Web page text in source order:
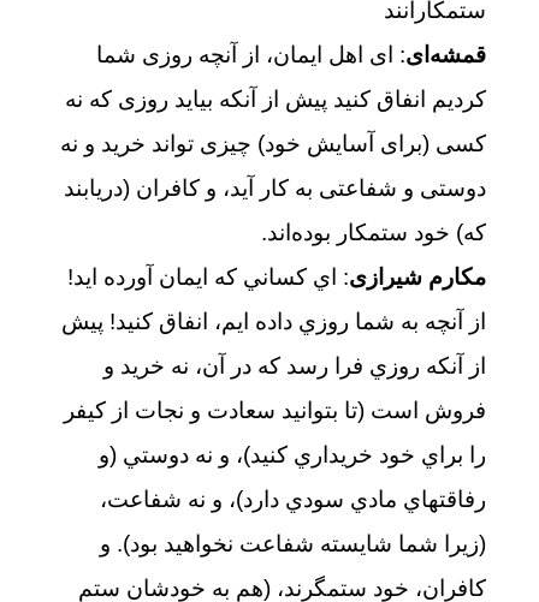
ستمكارانند
قمشه‌ای: ای اهل ایمان، از آنچه روزی شما
کردیم انفاق کنید پیش از آنکه بیاید روزی که نه
کسی (برای آسایش خود) چیزی تواند خرید و نه
دوستی و شفاعتی به کار آید، و کافران (دریابند
که) خود ستمکار بوده‌اند.
مکارم شیرازی: اي كساني كه ايمان آورده‏ ايد!
از آنچه به شما روزي داده‏ ايم، انفاق كنيد! پيش
از آنكه روزي فرا رسد كه در آن، نه خريد و
فروش است (تا بتوانيد سعادت و نجات از كيفر
را براي خود خريداري كنيد)، و نه دوستي (و
رفاقتهاي مادي سودي دارد)، و نه شفاعت،
(زيرا شما شايسته شفاعت نخواهيد بود). و
كافران، خود ستمگرند، (هم به خودشان ستم